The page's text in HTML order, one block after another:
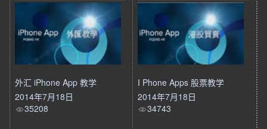
外汇 iPhone App 教学
2014年7月18日
35208
I Phone Apps 股票教学
2014年7月18日
34743